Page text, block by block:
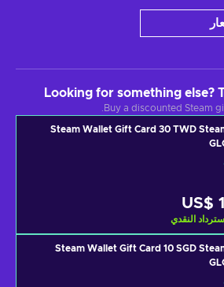
Looking for something else?
Buy a discounted Steam
Steam Wallet Gift Card 30 TWD
US$
النقدي
Steam Wallet Gift Card 10 SGD